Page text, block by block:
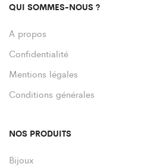
QUI SOMMES-NOUS ?
A propos
Confidentialité
Mentions légales
Conditions générales
NOS PRODUITS
Bijoux